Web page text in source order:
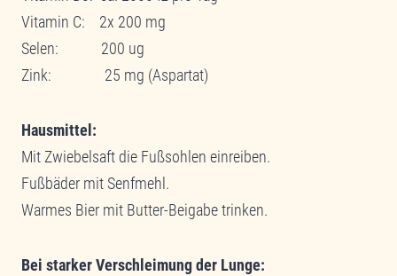
Vitamin C: 2x 200 mg
Selen: 200 ug
Zink: 25 mg (Aspartat)
Hausmittel:
Mit Zwiebelsaft die Fußsohlen einreiben.
Fußbäder mit Senfmehl.
Warmes Bier mit Butter-Beigabe trinken.
Bei starker Verschleimung der Lunge: